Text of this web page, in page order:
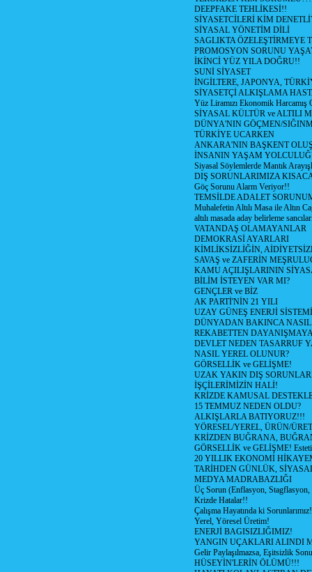
DEEPFAKE TEHLİKESİ!!
SİYASETCİLERİ KİM
SİYASAL YÖNETİM DİLİ
SAGLIKTA ÖZELEŞTİRMEYE
PROMOSYON SORUNU
İKİNCİ YÜZ YILA DOĞRU!!
SUNİ SİYASET
İNGİLTERE, JAPONYA,
SİYASETÇİ ALKIŞLAMA
Yüz Liramızı Ekonomik Harcamış
SİYASAL KÜLTÜR ve ALTILI
DÜNYA'NIN GÖÇMEN/
TÜRKİYE UCARKEN
ANKARA'NIN BAŞKENT
İNSANIN YAŞAM
Siyasal Söylemlerde Mantık
DIŞ SORUNLARIMIZA
Göç Sorunu Alarm Veriyor!!
TEMSİLDE ADALET
Muhalefetin Altılı Masa ile Altın
altılı masada aday belirleme
VATANDAŞ OLAMAYANLAR
DEMOKRASİ AYARLARI
KİMLİKSİZLİĞİN,
SAVAŞ ve ZAFERİN
KAMU AÇILIŞLARININ
BİLİM İSTEYEN VAR MI?
GENÇLER ve BİZ
AK PARTİ'NİN 21 YILI
UZAY GÜNEŞ ENERJİ SİSTEMİ
DÜNYADAN BAKINCA
REKABETTEN
DEVLET NEDEN TASARRUF
NASIL YEREL OLUNUR?
GÖRSELLİK ve GELİŞME!
UZAK YAKIN DIŞ
İŞÇİLERİMİZİN HALİ!
KRİZDE KAMUSAL
15 TEMMUZ NEDEN OLDU?
ALKIŞLARLA BATIYORUZ!!!
YÖRESEL/YEREL, ÜRÜN/
KRİZDEN BUĞRANA,
GÖRSELLİK ve GELİŞME!
20 YILLIK EKONOMİ
TARİHDEN GÜNLÜK,
MEDYA MADRABAZLIĞI
Üç Sorun (Enflasyon, Stagflasyon,
Krizde Hatalar!!
Çalışma Hayatında ki
Yerel, Yöresel Üretim!
ENERJİ BAGISIZLIĞIMIZ!
YANGIN UÇAKLARI ALINDI
Gelir Paylaşılmazsa, Eşitsizlik
HÜSEYİN'LERİN ÖLÜMÜ!!!